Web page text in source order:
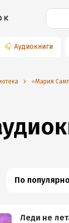
🎧 Аудиокниги
⭐️Мария
По
Леди не